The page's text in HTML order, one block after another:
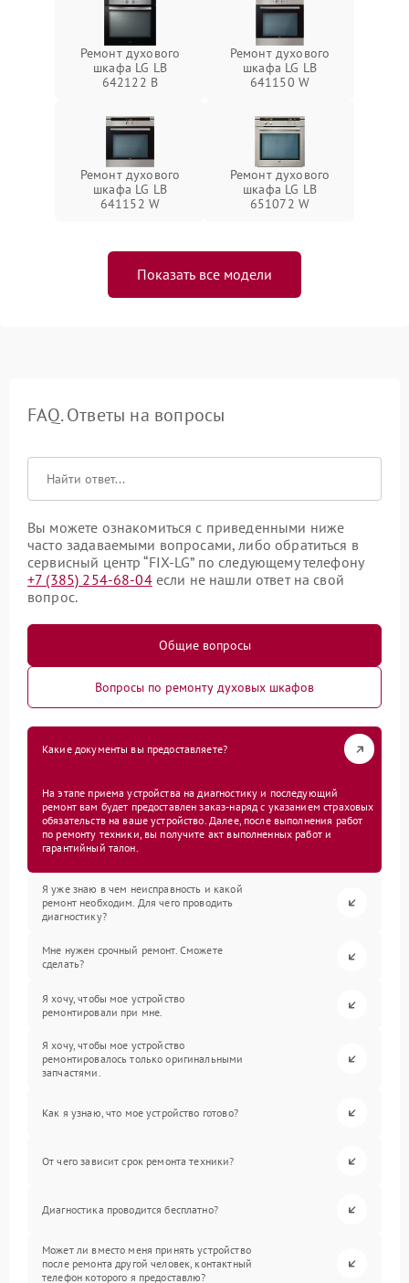
Ремонт духового
шкафа LG LB
642122 B
Ремонт духового
шкафа LG LB
641150 W
Ремонт духового
шкафа LG LB
641152 W
Ремонт духового
шкафа LG LB
651072 W
Показать все модели
FAQ. Ответы на вопросы
Вы можете ознакомиться с приведенными ниже
часто задаваемыми вопросами, либо обратиться в
сервисный центр “FIX-LG” по следующему телефону
+7 (385) 254-68-04если не нашли ответ на свой
вопрос.
Общие вопросы
Вопросы по ремонту духовых шкафов
Какие документы вы предоставляете?
На этапе приема устройства на диагностику и последующий
ремонт вам будет предоставлен заказ-наряд с указанием страховых
обязательств на ваше устройство. Далее, после выполнения работ
по ремонту техники, вы получите акт выполненных работ и
гарантийный талон.
Я уже знаю в чем неисправность и какой
ремонт необходим. Для чего проводить
диагностику?
Мне нужен срочный ремонт. Сможете
сделать?
Я хочу, чтобы мое устройство
ремонтировали при мне.
Я хочу, чтобы мое устройство
ремонтировалось только оригинальными
запчастями.
Как я узнаю, что мое устройство готово?
От чего зависит срок ремонта техники?
Диагностика проводится бесплатно?
Может ли вместо меня принять устройство
после ремонта другой человек, контактный
телефон которого я предоставлю?